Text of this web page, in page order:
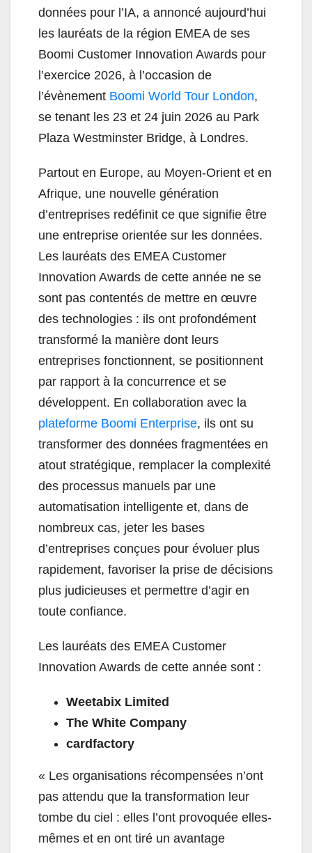
données pour l’IA, a annoncé aujourd’hui
les lauréats de la région EMEA de ses
Boomi Customer Innovation Awards pour
l’exercice 2026, à l’occasion de
l’évènement Boomi World Tour London,
se tenant les 23 et 24 juin 2026 au Park
Plaza Westminster Bridge, à Londres.
Partout en Europe, au Moyen-Orient et en
Afrique, une nouvelle génération
d’entreprises redéfinit ce que signifie être
une entreprise orientée sur les données.
Les lauréats des EMEA Customer
Innovation Awards de cette année ne se
sont pas contentés de mettre en œuvre
des technologies : ils ont profondément
transformé la manière dont leurs
entreprises fonctionnent, se positionnent
par rapport à la concurrence et se
développent. En collaboration avec la
plateforme Boomi Enterprise, ils ont su
transformer des données fragmentées en
atout stratégique, remplacer la complexité
des processus manuels par une
automatisation intelligente et, dans de
nombreux cas, jeter les bases
d’entreprises conçues pour évoluer plus
rapidement, favoriser la prise de décisions
plus judicieuses et permettre d’agir en
toute confiance.
Les lauréats des EMEA Customer
Innovation Awards de cette année sont :
Weetabix Limited
The White Company
cardfactory
« Les organisations récompensées n’ont
pas attendu que la transformation leur
tombe du ciel : elles l’ont provoquée elles-
mêmes et en ont tiré un avantage